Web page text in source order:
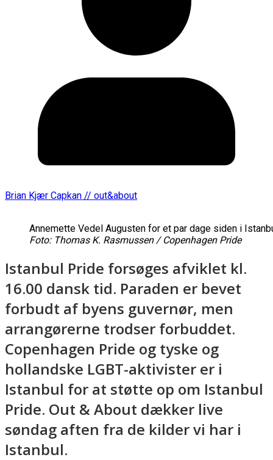
Brian Kjær Capkan // out&about
Annemette Vedel Augusten for et par dage siden i
Foto: Thomas K. Rasmussen / Copenhagen Pride
Istanbul Pride forsøges afviklet kl.
16.00 dansk tid. Paraden er bevet
forbudt af byens guvernør, men
arrangørerne trodser forbuddet.
Copenhagen Pride og tyske og
hollandske LGBT-aktivister er i
Istanbul for at støtte op om Istanbul
Pride. Out & About dækker live
søndag aften fra de kilder vi har i
Istanbul.